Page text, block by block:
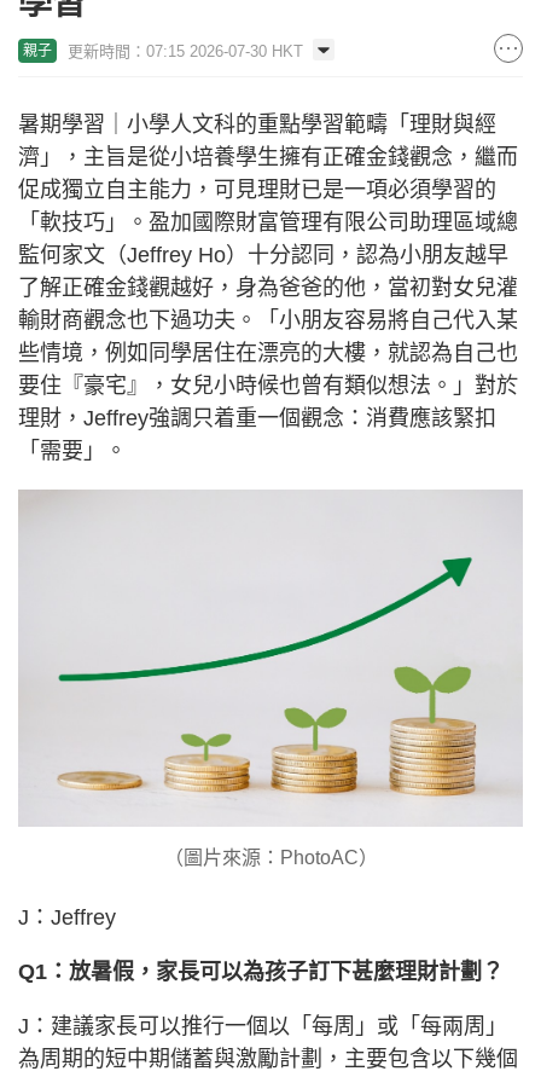
親子 更新時間：07:15 2026-07-30 HKT
暑期學習｜小學人文科的重點學習範疇「理財與經
濟」，主旨是從小培養學生擁有正確金錢觀念，繼而
促成獨立自主能力，可見理財已是一項必須學習的
「軟技巧」。盈加國際財富管理有限公司助理區域總
監何家文（Jeffrey Ho）十分認同，認為小朋友越早
了解正確金錢觀越好，身為爸爸的他，當初對女兒灌
輸財商觀念也下過功夫。「小朋友容易將自己代入某
些情境，例如同學居住在漂亮的大樓，就認為自己也
要住『豪宅』，女兒小時候也曾有類似想法。」對於
理財，Jeffrey強調只着重一個觀念：消費應該緊扣
「需要」。
（圖片來源：PhotoAC）
J：Jeffrey
Q1：放暑假，家長可以為孩子訂下甚麼理財計劃？
J：建議家長可以推行一個以「每周」或「每兩周」
為周期的短中期儲蓄與激勵計劃，主要包含以下幾個